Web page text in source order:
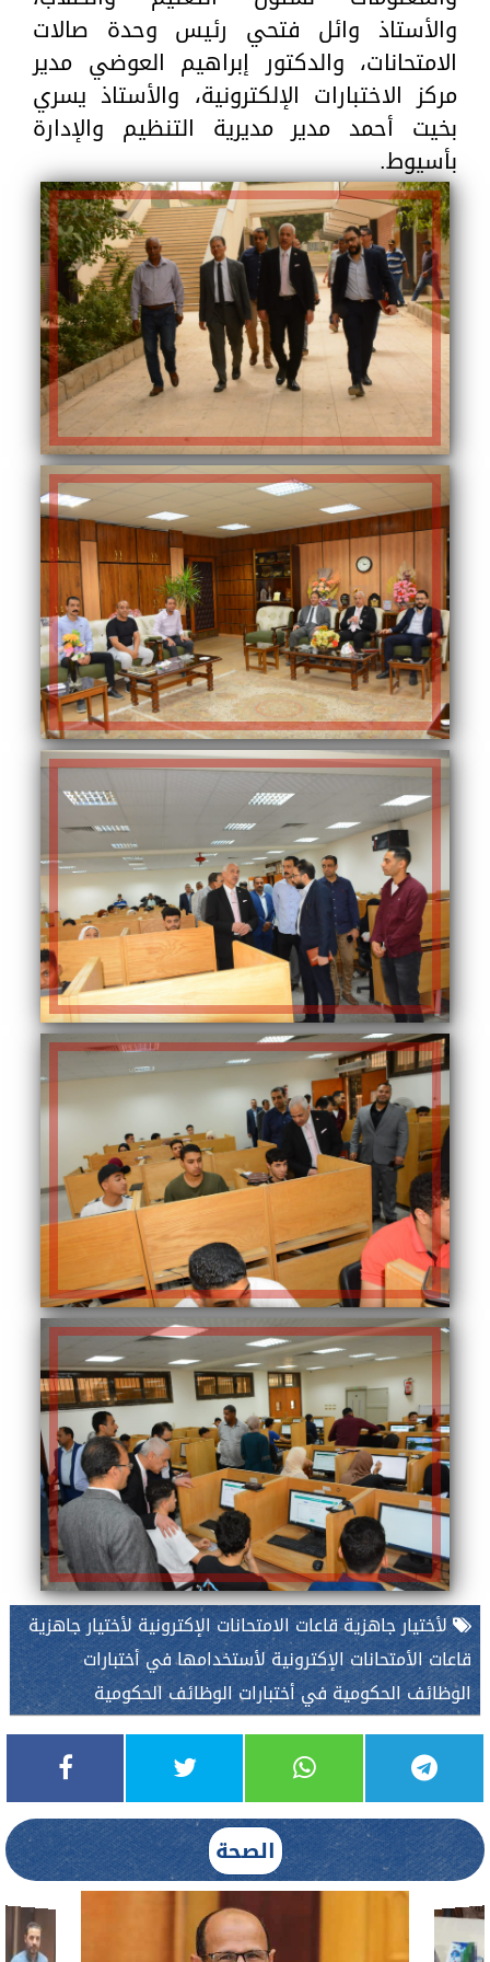
والأستاذ وائل فتحي رئيس وحدة صالات
الامتحانات، والدكتور إبراهيم العوضي مدير
مركز الاختبارات الإلكترونية، والأستاذ يسري
بخيت أحمد مدير مديرية التنظيم والإدارة
بأسيوط.
لأختيار جاهزية قاعات الامتحانات الإكترونية لأختيار جاهزية
قاعات الأمتحانات الإكترونية لأستخدامها في أختبارات
الوظائف الحكومية في أختبارات الوظائف الحكومية
الصحة